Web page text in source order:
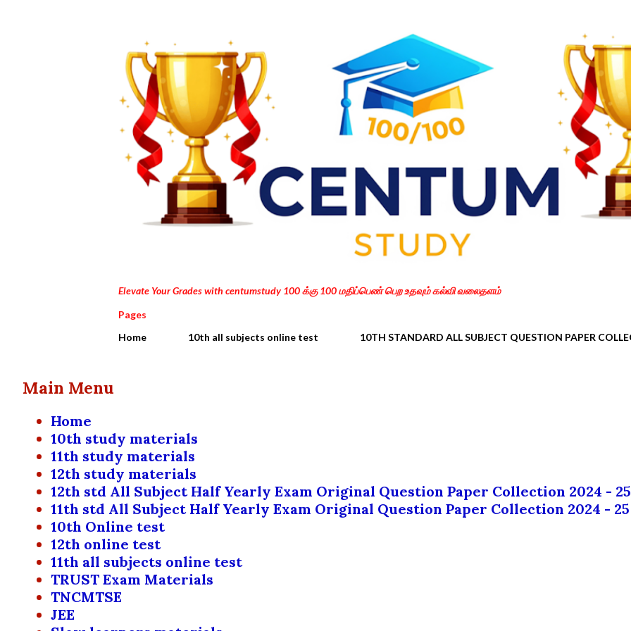
Elevate Your Grades with centumstudy 100 க்கு 100 மதிப்பெண் பெற உதவும் கல்வி வலைதளம்
Pages
Home
10th all subjects online test 10TH STANDARD ALL SUBJECT QUESTION PAPER
Main Menu
Home
10th study materials
11th study materials
12th study materials
12th std All Subject Half Yearly Exam Original Question Paper Collection 2024 - 25
11th std All Subject Half Yearly Exam Original Question Paper Collection 2024 - 25
10th Online test
12th online test
11th all subjects online test
TRUST Exam Materials
TNCMTSE
JEE